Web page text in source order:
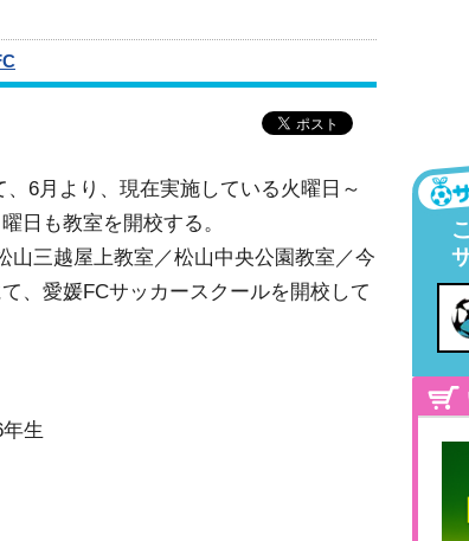
6月より、現在実施している火曜日～
日も教室を開校する。
三越屋上教室／松山中央公園教室／今
、愛媛FCサッカースクールを開校して
生